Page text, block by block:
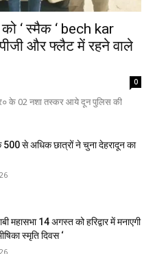
‘ स्मैक ‘ bech kar
और फ्लैट में रहने वाले
0
के 02 नशा तस्कर आये दून पुलिस की
500 से अधिक छात्रों ने चुना देहरादून का
महासभा 14 अगस्त को हरिद्वार में मनाएगी
स्मृति दिवस ‘